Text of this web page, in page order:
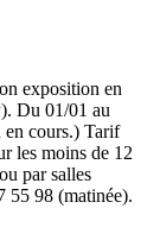
exposition en
Du 01/01 au
cours.) Tarif
les moins de 12
par salles
55 98 (matinée).